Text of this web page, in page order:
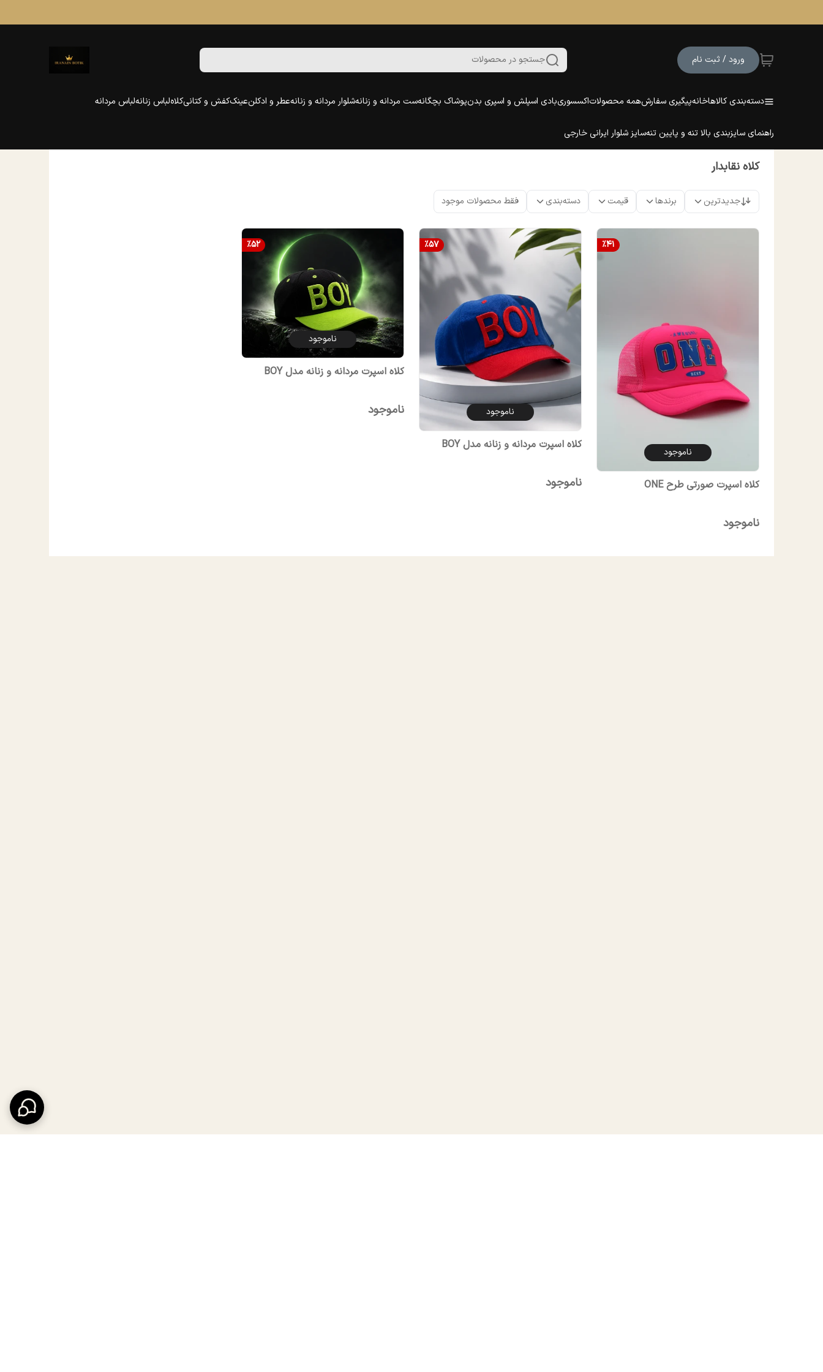
ورود / ثبت نام جستجو در محصولات
دسته‌بندی کالاهاخانهپیگیری سفارشهمه محصولاتاکسسوریبادی اسپلش و اسپری بدنپوشاک بچگانهست مردانه و زنانهشلوار مردانه و زنانهعطر و ادکلنعینککفش و کتانیکلاهلباس زنانهلباس مردانه
راهنمای سایزبندی بالا تنه و پایین تنهسایز شلوار ایرانی خارجی
کلاه نقابدار
جدیدترین برندها قیمت دسته‌بندی فقط محصولات موجود
%41
ناموجود
کلاه اسپرت صورتی طرح ONE
ناموجود
%57
ناموجود
کلاه اسپرت مردانه و زنانه مدل BOY
ناموجود
%52
ناموجود
کلاه اسپرت مردانه و زنانه مدل BOY
ناموجود